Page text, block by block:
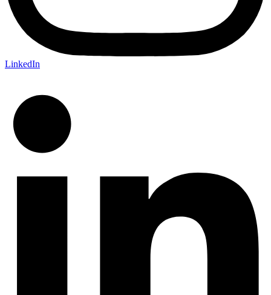
LinkedIn